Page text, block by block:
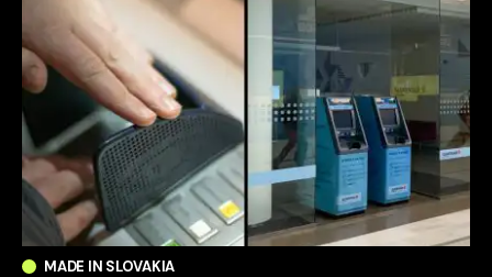
MADE IN SLOVAKIA